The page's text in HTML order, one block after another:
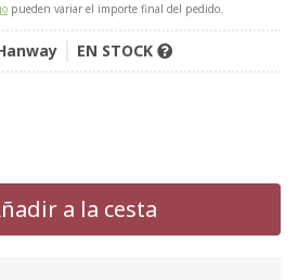
pueden variar el importe final del pedido.
EN STOCK
a la cesta